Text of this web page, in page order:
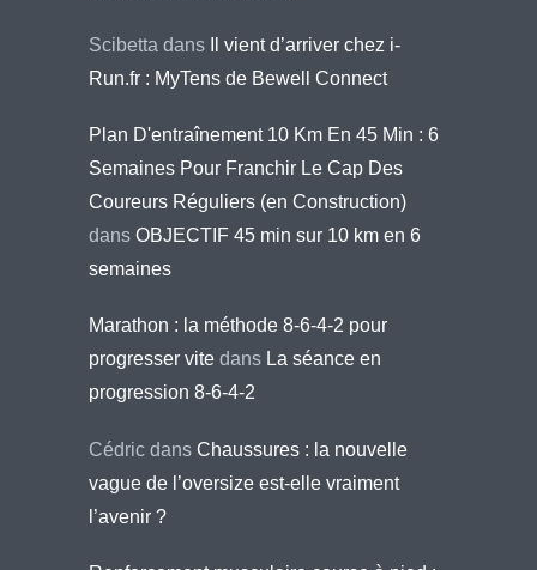
Scibetta dans
Il vient d’arriver chez i-
Run.fr : MyTens de Bewell Connect
Plan D'entraînement 10 Km En 45 Min : 6
Semaines Pour Franchir Le Cap Des
Coureurs Réguliers (en Construction)
dans OBJECTIF 45 min sur 10 km en 6
semaines
Marathon : la méthode 8-6-4-2 pour
progresser vite dans La séance en
progression 8-6-4-2
Cédric dans Chaussures : la nouvelle
vague de l’oversize est-elle vraiment
l’avenir ?